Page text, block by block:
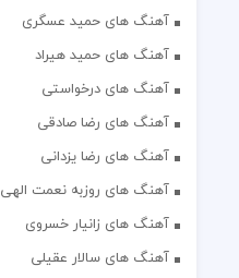
آهنگ های حمید عسگری
آهنگ های حمید هیراد
آهنگ های درخواستی
آهنگ های رضا صادقی
آهنگ های رضا یزدانی
آهنگ های روزبه نعمت الهی
آهنگ های زانیار خسروی
آهنگ های سالار عقیلی